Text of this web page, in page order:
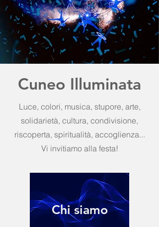
Cuneo Illuminata
Luce, colori, musica, stupore, arte,
solidarietà, cultura, condivisione,
riscoperta, spiritualità, accoglienza...
Vi invitiamo alla festa!
Chi siamo